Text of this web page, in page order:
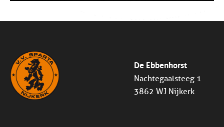
De Ebbenhorst
Nachtegaalsteeg 1
3862 WJ Nijkerk